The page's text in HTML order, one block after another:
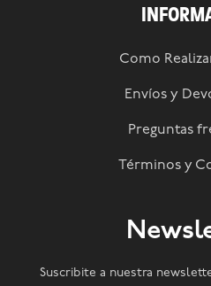
Como
Envíos y
Preguntas
Términos y
Suscribite a nuestra